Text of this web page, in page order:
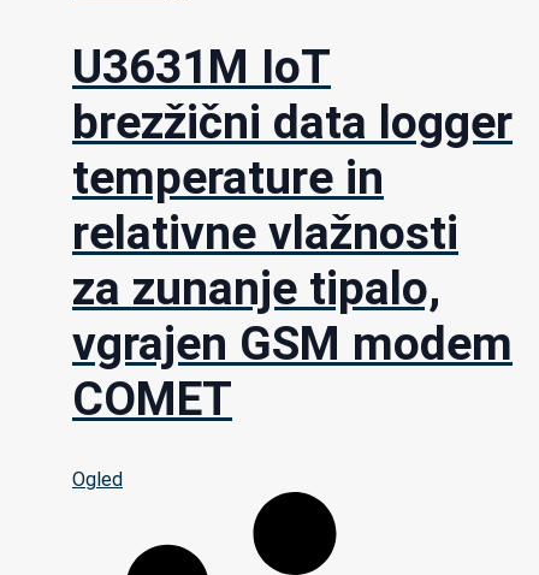
U3631M IoT
brezžični data logger
temperature in
relativne vlažnosti
za zunanje tipalo,
vgrajen GSM modem
COMET
Ogled